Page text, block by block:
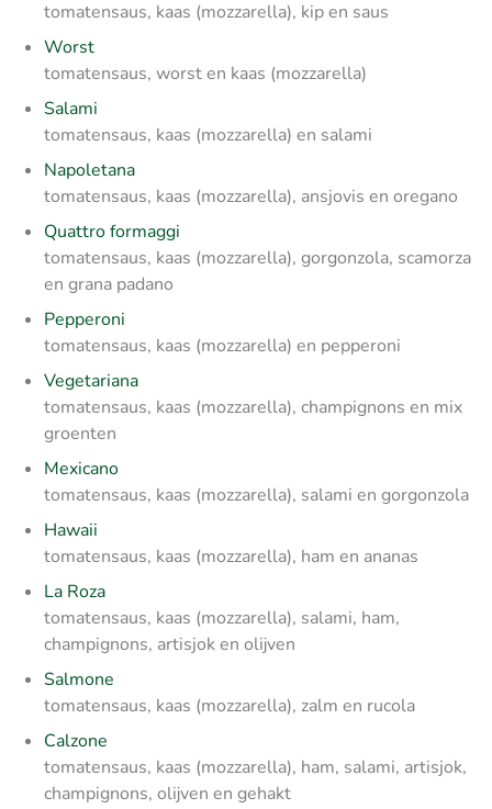
tomatensaus, kaas (mozzarella), kip en saus
Worst
tomatensaus, worst en kaas (mozzarella)
Salami
tomatensaus, kaas (mozzarella) en salami
Napoletana
tomatensaus, kaas (mozzarella), ansjovis en oregano
Quattro formaggi
tomatensaus, kaas (mozzarella), gorgonzola, scamorza
en grana padano
Pepperoni
tomatensaus, kaas (mozzarella) en pepperoni
Vegetariana
tomatensaus, kaas (mozzarella), champignons en mix
groenten
Mexicano
tomatensaus, kaas (mozzarella), salami en gorgonzola
Hawaii
tomatensaus, kaas (mozzarella), ham en ananas
La Roza
tomatensaus, kaas (mozzarella), salami, ham,
champignons, artisjok en olijven
Salmone
tomatensaus, kaas (mozzarella), zalm en rucola
Calzone
tomatensaus, kaas (mozzarella), ham, salami, artisjok,
champignons, olijven en gehakt